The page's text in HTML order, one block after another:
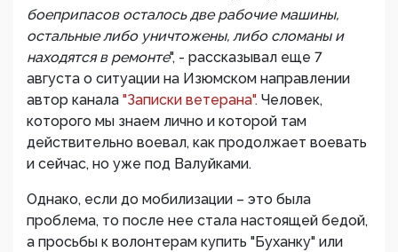
боеприпасов осталось две рабочие машины,
остальные либо уничтожены, либо сломаны и
находятся в ремонте", - рассказывал еще 7
августа о ситуации на Изюмском направлении
автор канала "Записки ветерана". Человек,
которого мы знаем лично и которой там
действительно воевал, как продолжает воевать
и сейчас, но уже под Валуйками.
Однако, если до мобилизации – это была
проблема, то после нее стала настоящей бедой,
а просьбы к волонтерам купить "Буханку" или